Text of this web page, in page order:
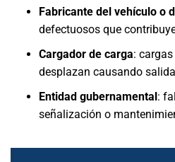
Fabricante del vehículo o
defectuosos que
Cargador de carga:
desplazan causando
Entidad gubernamental:
señalización o